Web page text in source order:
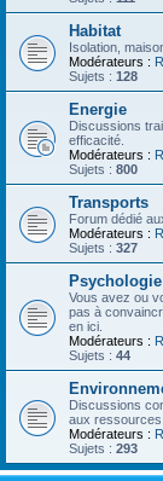
Habitat
Isolation,
Modérateurs :
Sujets : 128
Energie
Discussions
efficacité.
Modérateurs :
Sujets : 800
Transports
Forum dédié
Modérateurs :
Sujets : 327
Psychologie
Vous avez ou
pas à
en ici.
Modérateurs :
Sujets : 44
Discussions
aux ressources.
Modérateurs :
Sujets : 293